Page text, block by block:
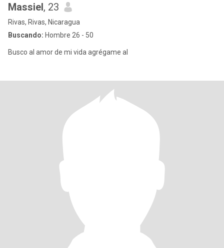
Massiel, 23
Rivas, Rivas, Nicaragua
Buscando: Hombre 26 - 50
Busco al amor de mi vida agrégame al